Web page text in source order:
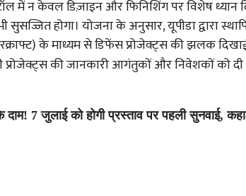
स्टॉल में न केवल डिज़ाइन और फिनिशिंग पर विशेष
होगा। योजना के अनुसार, यूपीडा द्वारा
के माध्यम से डिफेंस प्रोजेक्ट्स की झलक
की जानकारी आगंतुकों और निवेशकों को दी
7 जुलाई को होगी प्रस्ताव पर पहली सुनवाई,